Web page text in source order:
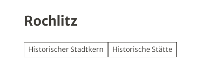
Rochlitz
Historischer Stadtkern Historische Stätte